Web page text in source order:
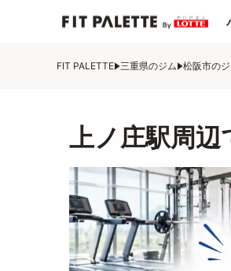
FIT PALETTE 三重県のジム 松阪市の
上ノ庄駅周辺